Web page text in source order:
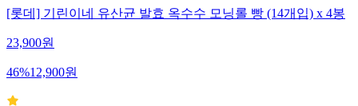
[롯데] 기린이네 유산균 발효 옥수수 모닝롤 빵 (14개입) x 4봉
23,900원
46%12,900원